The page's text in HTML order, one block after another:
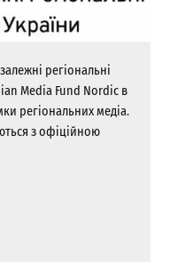
регіональні
Media Fund Nordic в
регіональних медіа.
з офіційною